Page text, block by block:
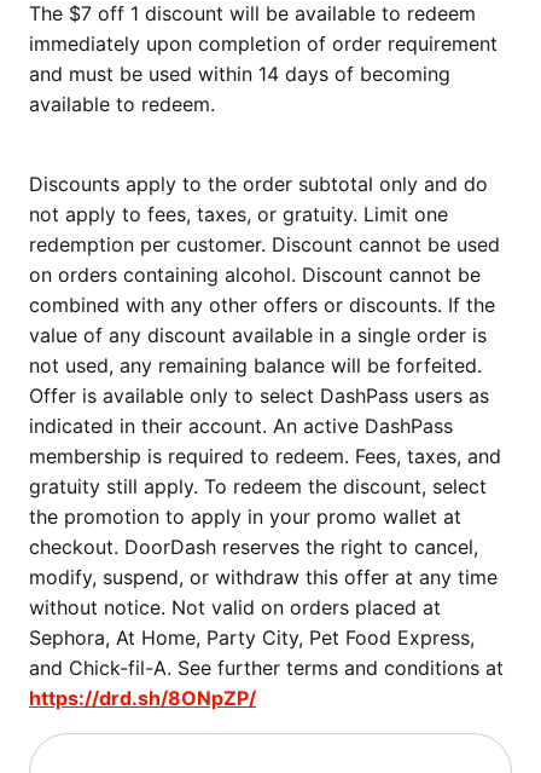
The $7 off 1 discount will be available to redeem
immediately upon completion of order requirement
and must be used within 14 days of becoming
available to redeem.
Discounts apply to the order subtotal only and do
not apply to fees, taxes, or gratuity. Limit one
redemption per customer. Discount cannot be used
on orders containing alcohol. Discount cannot be
combined with any other offers or discounts. If the
value of any discount available in a single order is
not used, any remaining balance will be forfeited.
Offer is available only to select DashPass users as
indicated in their account. An active DashPass
membership is required to redeem. Fees, taxes, and
gratuity still apply. To redeem the discount, select
the promotion to apply in your promo wallet at
checkout. DoorDash reserves the right to cancel,
modify, suspend, or withdraw this offer at any time
without notice. Not valid on orders placed at
Sephora, At Home, Party City, Pet Food Express,
and Chick-fil-A. See further terms and conditions at
https://drd.sh/8ONpZP/